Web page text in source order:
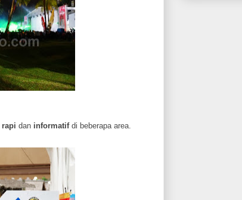
rapi dan informatifdi beberapa area.